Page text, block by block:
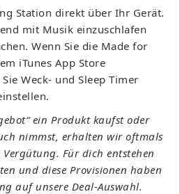
Station direkt über Ihr Gerät.
mit Musik einzuschlafen
Wenn Sie die Made for
iTunes App Store
Weck- und Sleep Timer
ein Produkt kaufst oder
nimmst, erhalten wir oftmals
Für dich entstehen
und diese Provisionen haben
auf unsere Deal-Auswahl.